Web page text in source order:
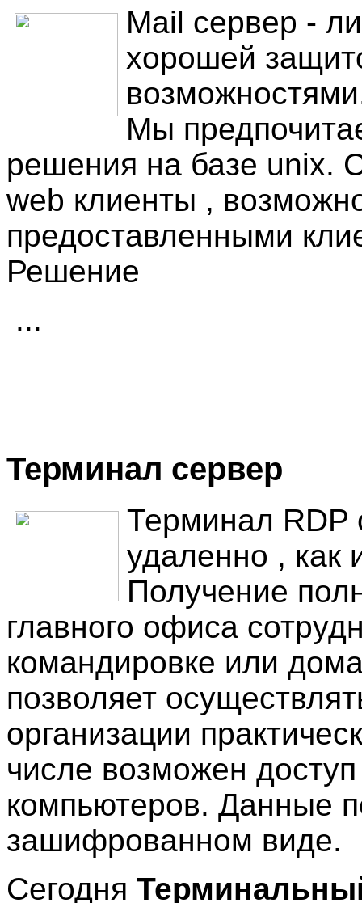
Mail сервер -
хорошей
Мы
решения на базе unix.
web клиенты ,
предоставленными
Решение
...
Терминал сервер
Терминал RDP
удаленно , как
Получение
главного офиса
командировке или
позволяет
организации
числе возможен
компьютеров. Данные
зашифрованном виде.
Сегодня